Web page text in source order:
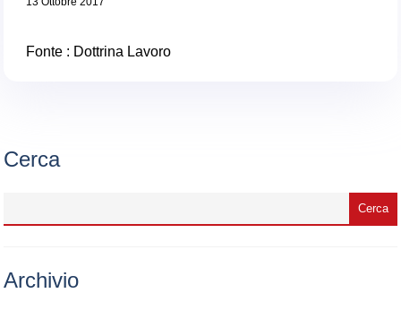
Fonte : Dottrina Lavoro
Cerca
Archivio